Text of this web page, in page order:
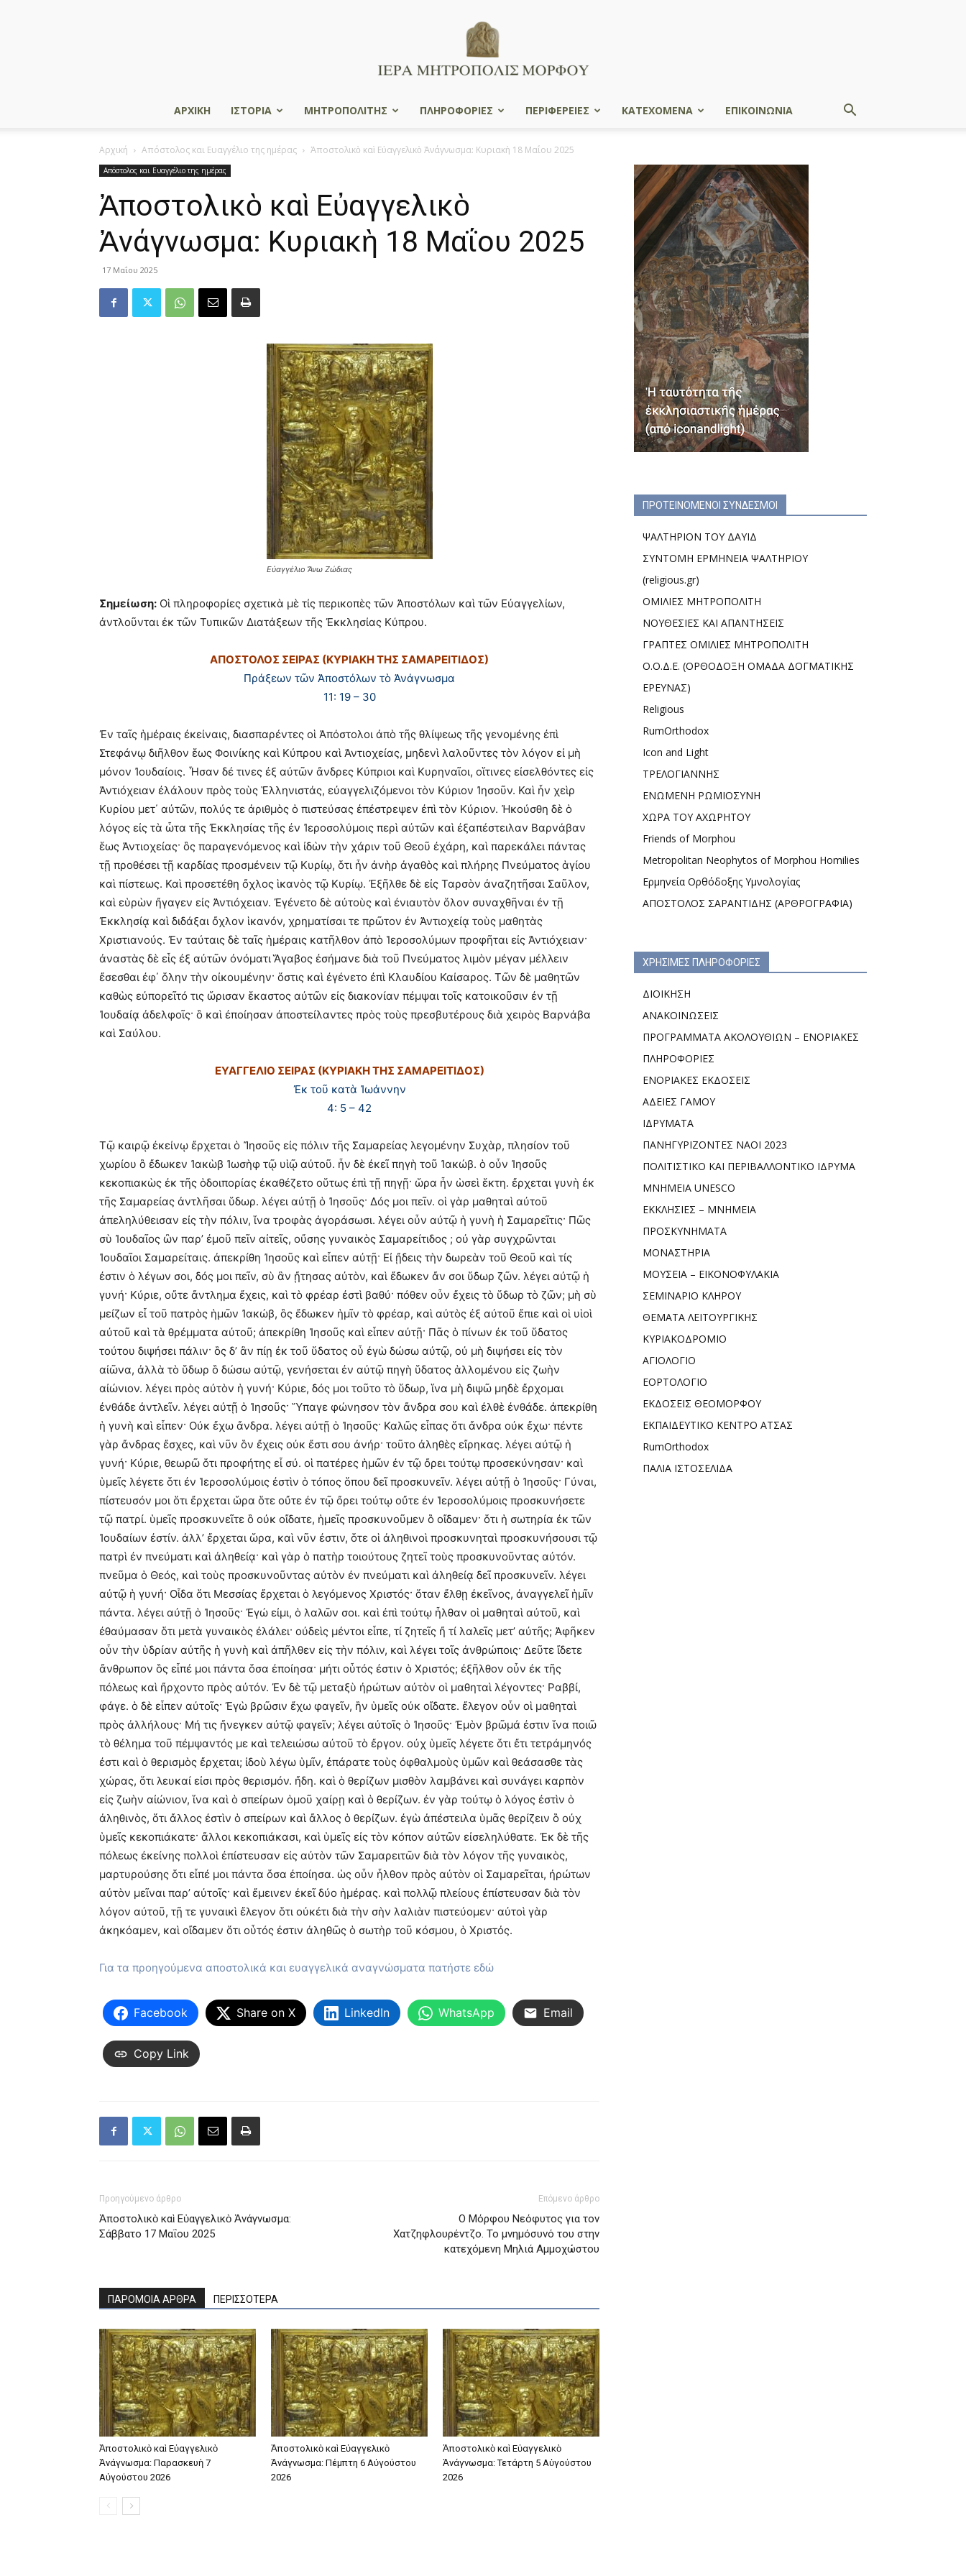
ΑΡΧΙΚΗ ΙΣΤΟΡΙΑ ΜΗΤΡΟΠΟΛΙΤΗΣ ΠΛΗΡΟΦΟΡΙΕΣ ΠΕΡΙΦΕΡΕΙΕΣ ΚΑΤΕΧΟΜΕΝΑ ΕΠΙΚΟΙΝΩΝΙΑ
Αρχική Απόστολος και Ευαγγέλιο της ημέρας Ἀποστολικὸ καὶ Εὐαγγελικὸ Ἀνάγνωσμα: Κυριακὴ 18 Μαΐου 2025
Απόστολος και Ευαγγέλιο της ημέρας
Ἀποστολικὸ καὶ Εὐαγγελικὸ
Ἀνάγνωσμα: Κυριακὴ 18 Μαΐου 2025
17 Μαΐου 2025
Εὐαγγέλιο Ἄνω Ζώδιας
Σημείωση: Οἱ πληροφορίες σχετικὰ μὲ τίς περικοπὲς τῶν Ἀποστόλων καὶ τῶν Εὐαγγελίων,
ἀντλοῦνται ἐκ τῶν Τυπικῶν Διατάξεων τῆς Ἐκκλησίας Κύπρου.
ΑΠΟΣΤΟΛΟΣ ΣΕΙΡΑΣ (ΚΥΡΙΑΚΗ ΤΗΣ ΣΑΜΑΡΕΙΤΙΔΟΣ)
Πράξεων τῶν Ἀποστόλων τὸ Ἀνάγνωσμα
11: 19 – 30
Ἐν ταῖς ἡμέραις ἐκείναις, διασπαρέντες οἱ Ἀπόστολοι ἀπὸ τῆς θλίψεως τῆς γενομένης ἐπὶ
Στεφάνῳ διῆλθον ἕως Φοινίκης καὶ Κύπρου καὶ Ἀντιοχείας, μηδενὶ λαλοῦντες τὸν λόγον εἰ μὴ
μόνον Ἰουδαίοις. Ἦσαν δέ τινες ἐξ αὐτῶν ἄνδρες Κύπριοι καὶ Κυρηναῖοι, οἵτινες εἰσελθόντες εἰς
Ἀντιόχειαν ἐλάλουν πρὸς τοὺς Ἑλληνιστάς, εὐαγγελιζόμενοι τὸν Κύριον Ἰησοῦν. Καὶ ἦν χεὶρ
Κυρίου μετ΄ αὐτῶν, πολύς τε ἀριθμὸς ὁ πιστεύσας ἐπέστρεψεν ἐπὶ τὸν Κύριον. Ἠκούσθη δὲ ὁ
λόγος εἰς τὰ ὦτα τῆς Ἐκκλησίας τῆς ἐν Ἰεροσολύμοις περὶ αὐτῶν καὶ ἐξαπέστειλαν Βαρνάβαν
ἕως Ἀντιοχείας· ὃς παραγενόμενος καὶ ἰδὼν τὴν χάριν τοῦ Θεοῦ ἐχάρη, καὶ παρεκάλει πάντας
τῇ προθέσει τῇ καρδίας προσμένειν τῷ Κυρίῳ, ὅτι ἦν ἀνὴρ ἀγαθὸς καὶ πλήρης Πνεύματος ἁγίου
καὶ πίστεως. Καὶ προσετέθη ὄχλος ἱκανὸς τῷ Κυρίῳ. Ἐξῆλθε δὲ εἰς Ταρσὸν ἀναζητῆσαι Σαῦλον,
καὶ εὑρὼν ἤγαγεν εἰς Ἀντιόχειαν. Ἐγένετο δὲ αὐτοὺς καὶ ἐνιαυτὸν ὅλον συναχθῆναι ἐν τῇ
Ἐκκλησίᾳ καὶ διδάξαι ὄχλον ἱκανόν, χρηματίσαι τε πρῶτον ἐν Ἀντιοχείᾳ τοὺς μαθητὰς
Χριστιανούς. Ἐν ταύταις δὲ ταῖς ἡμέραις κατῆλθον ἀπὸ Ἱεροσολύμων προφῆται εἰς Ἀντιόχειαν·
ἀναστὰς δὲ εἷς ἐξ αὐτῶν ὀνόματι Ἅγαβος ἐσήμανε διὰ τοῦ Πνεύματος λιμὸν μέγαν μέλλειν
ἔσεσθαι ἐφ΄ ὅλην τὴν οἰκουμένην· ὅστις καὶ ἐγένετο ἐπὶ Κλαυδίου Καίσαρος. Τῶν δὲ μαθητῶν
καθὼς εὐπορεῖτό τις ὥρισαν ἕκαστος αὐτῶν εἰς διακονίαν πέμψαι τοῖς κατοικοῦσιν ἐν τῇ
Ἰουδαίᾳ ἀδελφοῖς· ὃ καὶ ἐποίησαν ἀποστείλαντες πρὸς τοὺς πρεσβυτέρους διὰ χειρὸς Βαρνάβα
καὶ Σαύλου.
ΕΥΑΓΓΕΛΙΟ ΣΕΙΡΑΣ (ΚΥΡΙΑΚΗ ΤΗΣ ΣΑΜΑΡΕΙΤΙΔΟΣ)
Ἐκ τοῦ κατὰ Ἰωάννην
4: 5 – 42
Τῷ καιρῷ ἐκείνῳ ἔρχεται ὁ Ἴησοῦς εἰς πόλιν τῆς Σαμαρείας λεγομένην Συχὰρ, πλησίον τοῦ
χωρίου ὃ ἔδωκεν Ἰακὼβ Ἰωσὴφ τῷ υἱῷ αὐτοῦ. ἦν δὲ ἐκεῖ πηγὴ τοῦ Ἰακώβ. ὁ οὖν Ἰησοῦς
κεκοπιακὼς ἐκ τῆς ὁδοιπορίας ἐκαθέζετο οὕτως ἐπὶ τῇ πηγῇ· ὥρα ἦν ὡσεὶ ἕκτη. ἔρχεται γυνὴ ἐκ
τῆς Σαμαρείας ἀντλῆσαι ὕδωρ. λέγει αὐτῇ ὁ Ἰησοῦς· Δός μοι πεῖν. οἱ γὰρ μαθηταὶ αὐτοῦ
ἀπεληλύθεισαν εἰς τὴν πόλιν, ἵνα τροφὰς ἀγοράσωσι. λέγει οὖν αὐτῷ ἡ γυνὴ ἡ Σαμαρεῖτις· Πῶς
σὺ Ἰουδαῖος ὢν παρ’ ἐμοῦ πεῖν αἰτεῖς, οὔσης γυναικὸς Σαμαρείτιδος ; οὐ γὰρ συγχρῶνται
Ἰουδαῖοι Σαμαρείταις. ἀπεκρίθη Ἰησοῦς καὶ εἶπεν αὐτῇ· Εἰ ᾔδεις τὴν δωρεὰν τοῦ Θεοῦ καὶ τίς
ἐστιν ὁ λέγων σοι, δός μοι πεῖν, σὺ ἂν ᾔτησας αὐτὸν, καὶ ἔδωκεν ἄν σοι ὕδωρ ζῶν. λέγει αὐτῷ ἡ
γυνή· Κύριε, οὔτε ἄντλημα ἔχεις, καὶ τὸ φρέαρ ἐστὶ βαθύ· πόθεν οὖν ἔχεις τὸ ὕδωρ τὸ ζῶν; μὴ σὺ
μείζων εἶ τοῦ πατρὸς ἡμῶν Ἰακώβ, ὃς ἔδωκεν ἡμῖν τὸ φρέαρ, καὶ αὐτὸς ἐξ αὐτοῦ ἔπιε καὶ οἱ υἱοὶ
αὐτοῦ καὶ τὰ θρέμματα αὐτοῦ; ἀπεκρίθη Ἰησοῦς καὶ εἶπεν αὐτῇ· Πᾶς ὁ πίνων ἐκ τοῦ ὕδατος
τούτου διψήσει πάλιν· ὃς δ’ ἂν πίῃ ἐκ τοῦ ὕδατος οὗ ἐγὼ δώσω αὐτῷ, οὐ μὴ διψήσει εἰς τὸν
αἰῶνα, ἀλλὰ τὸ ὕδωρ ὃ δώσω αὐτῷ, γενήσεται ἐν αὐτῷ πηγὴ ὕδατος ἁλλομένου εἰς ζωὴν
αἰώνιον. λέγει πρὸς αὐτὸν ἡ γυνή· Κύριε, δός μοι τοῦτο τὸ ὕδωρ, ἵνα μὴ διψῶ μηδὲ ἔρχομαι
ἐνθάδε ἀντλεῖν. λέγει αὐτῇ ὁ Ἰησοῦς· Ὕπαγε φώνησον τὸν ἄνδρα σου καὶ ἐλθὲ ἐνθάδε. ἀπεκρίθη
ἡ γυνὴ καὶ εἶπεν· Οὐκ ἔχω ἄνδρα. λέγει αὐτῇ ὁ Ἰησοῦς· Καλῶς εἶπας ὅτι ἄνδρα οὐκ ἔχω· πέντε
γὰρ ἄνδρας ἔσχες, καὶ νῦν ὃν ἔχεις οὐκ ἔστι σου ἀνήρ· τοῦτο ἀληθὲς εἴρηκας. λέγει αὐτῷ ἡ
γυνή· Κύριε, θεωρῶ ὅτι προφήτης εἶ σύ. οἱ πατέρες ἡμῶν ἐν τῷ ὄρει τούτῳ προσεκύνησαν· καὶ
ὑμεῖς λέγετε ὅτι ἐν Ἱεροσολύμοις ἐστὶν ὁ τόπος ὅπου δεῖ προσκυνεῖν. λέγει αὐτῇ ὁ Ἰησοῦς· Γύναι,
πίστευσόν μοι ὅτι ἔρχεται ὥρα ὅτε οὔτε ἐν τῷ ὄρει τούτῳ οὔτε ἐν Ἱεροσολύμοις προσκυνήσετε
τῷ πατρί. ὑμεῖς προσκυνεῖτε ὃ οὐκ οἴδατε, ἡμεῖς προσκυνοῦμεν ὃ οἴδαμεν· ὅτι ἡ σωτηρία ἐκ τῶν
Ἰουδαίων ἐστίν. ἀλλ’ ἔρχεται ὥρα, καὶ νῦν ἐστιν, ὅτε οἱ ἀληθινοὶ προσκυνηταὶ προσκυνήσουσι τῷ
πατρὶ ἐν πνεύματι καὶ ἀληθείᾳ· καὶ γὰρ ὁ πατὴρ τοιούτους ζητεῖ τοὺς προσκυνοῦντας αὐτόν.
πνεῦμα ὁ Θεός, καὶ τοὺς προσκυνοῦντας αὐτὸν ἐν πνεύματι καὶ ἀληθείᾳ δεῖ προσκυνεῖν. λέγει
αὐτῷ ἡ γυνή· Οἶδα ὅτι Μεσσίας ἔρχεται ὁ λεγόμενος Χριστός· ὅταν ἔλθῃ ἐκεῖνος, ἀναγγελεῖ ἡμῖν
πάντα. λέγει αὐτῇ ὁ Ἰησοῦς· Ἐγώ εἰμι, ὁ λαλῶν σοι. καὶ ἐπὶ τούτῳ ἦλθαν οἱ μαθηταὶ αὐτοῦ, καὶ
ἐθαύμασαν ὅτι μετὰ γυναικὸς ἐλάλει· οὐδεὶς μέντοι εἶπε, τί ζητεῖς ἤ τί λαλεῖς μετ’ αὐτῆς; Ἀφῆκεν
οὖν τὴν ὑδρίαν αὐτῆς ἡ γυνὴ καὶ ἀπῆλθεν εἰς τὴν πόλιν, καὶ λέγει τοῖς ἀνθρώποις· Δεῦτε ἴδετε
ἄνθρωπον ὃς εἶπέ μοι πάντα ὅσα ἐποίησα· μήτι οὗτός ἐστιν ὁ Χριστός; ἐξῆλθον οὖν ἐκ τῆς
πόλεως καὶ ἤρχοντο πρὸς αὐτόν. Ἐν δὲ τῷ μεταξὺ ἠρώτων αὐτὸν οἱ μαθηταὶ λέγοντες· Ραββί,
φάγε. ὁ δὲ εἶπεν αὐτοῖς· Ἐγὼ βρῶσιν ἔχω φαγεῖν, ἣν ὑμεῖς οὐκ οἴδατε. ἔλεγον οὖν οἱ μαθηταὶ
πρὸς ἀλλήλους· Μή τις ἤνεγκεν αὐτῷ φαγεῖν; λέγει αὐτοῖς ὁ Ἰησοῦς· Ἐμὸν βρῶμά ἐστιν ἵνα ποιῶ
τὸ θέλημα τοῦ πέμψαντός με καὶ τελειώσω αὐτοῦ τὸ ἔργον. οὐχ ὑμεῖς λέγετε ὅτι ἔτι τετράμηνός
ἐστι καὶ ὁ θερισμὸς ἔρχεται; ἰδοὺ λέγω ὑμῖν, ἐπάρατε τοὺς ὀφθαλμοὺς ὑμῶν καὶ θεάσασθε τὰς
χώρας, ὅτι λευκαί εἰσι πρὸς θερισμόν. ἤδη. καὶ ὁ θερίζων μισθὸν λαμβάνει καὶ συνάγει καρπὸν
εἰς ζωὴν αἰώνιον, ἵνα καὶ ὁ σπείρων ὁμοῦ χαίρῃ καὶ ὁ θερίζων. ἐν γὰρ τούτῳ ὁ λόγος ἐστὶν ὁ
ἀληθινὸς, ὅτι ἄλλος ἐστὶν ὁ σπείρων καὶ ἄλλος ὁ θερίζων. ἐγὼ ἀπέστειλα ὑμᾶς θερίζειν ὃ οὐχ
ὑμεῖς κεκοπιάκατε· ἄλλοι κεκοπιάκασι, καὶ ὑμεῖς εἰς τὸν κόπον αὐτῶν εἰσεληλύθατε. Ἐκ δὲ τῆς
πόλεως ἐκείνης πολλοὶ ἐπίστευσαν εἰς αὐτὸν τῶν Σαμαρειτῶν διὰ τὸν λόγον τῆς γυναικὸς,
μαρτυρούσης ὅτι εἶπέ μοι πάντα ὅσα ἐποίησα. ὡς οὖν ἦλθον πρὸς αὐτὸν οἱ Σαμαρεῖται, ἠρώτων
αὐτὸν μεῖναι παρ’ αὐτοῖς· καὶ ἔμεινεν ἐκεῖ δύο ἡμέρας. καὶ πολλῷ πλείους ἐπίστευσαν διὰ τὸν
λόγον αὐτοῦ, τῇ τε γυναικὶ ἔλεγον ὅτι οὐκέτι διὰ τὴν σὴν λαλιὰν πιστεύομεν· αὐτοὶ γὰρ
ἀκηκόαμεν, καὶ οἴδαμεν ὅτι οὗτός ἐστιν ἀληθῶς ὁ σωτὴρ τοῦ κόσμου, ὁ Χριστὀς.
Για τα προηγούμενα αποστολικά και ευαγγελικά αναγνώσματα πατήστε εδώ
Facebook Share on X LinkedIn WhatsApp Email
Copy Link
Προηγούμενο άρθρο
Ἀποστολικὸ καὶ Εὐαγγελικὸ Ἀνάγνωσμα:
Σάββατο 17 Μαΐου 2025
Επόμενο άρθρο
Ο Μόρφου Νεόφυτος για τον
Χατζηφλουρέντζο. Το μνημόσυνό του στην
κατεχόμενη Μηλιά Αμμοχώστου
ΠΑΡΟΜΟΙΑ ΑΡΘΡΑ ΠΕΡΙΣΣΟΤΕΡΑ
Ἀποστολικὸ καὶ Εὐαγγελικὸ
Ἀνάγνωσμα: Παρασκευὴ 7
Αὐγούστου 2026
Ἀποστολικὸ καὶ Εὐαγγελικὸ
Ἀνάγνωσμα: Πέμπτη 6 Αὐγούστου
2026
Ἀποστολικὸ καὶ Εὐαγγελικὸ
Ἀνάγνωσμα: Τετάρτη 5 Αὐγούστου
2026
ΠΡΟΤΕΙΝΟΜΕΝΟΙ ΣΥΝΔΕΣΜΟΙ
ΨΑΛΤΗΡΙΟΝ ΤΟΥ ΔΑΥΙΔ
ΣΥΝΤΟΜΗ ΕΡΜΗΝΕΙΑ ΨΑΛΤΗΡΙΟΥ
(religious.gr)
ΟΜΙΛΙΕΣ ΜΗΤΡΟΠΟΛΙΤΗ
ΝΟΥΘΕΣΙΕΣ ΚΑΙ ΑΠΑΝΤΗΣΕΙΣ
ΓΡΑΠΤΕΣ ΟΜΙΛΙΕΣ ΜΗΤΡΟΠΟΛΙΤΗ
Ο.Ο.Δ.Ε. (ΟΡΘΟΔΟΞΗ ΟΜΑΔΑ ΔΟΓΜΑΤΙΚΗΣ
ΕΡΕΥΝΑΣ)
Religious
RumOrthodox
Icon and Light
ΤΡΕΛΟΓΙΑΝΝΗΣ
ΕΝΩΜΕΝΗ ΡΩΜΙΟΣΥΝΗ
ΧΩΡΑ ΤΟΥ ΑΧΩΡΗΤΟΥ
Friends of Morphou
Metropolitan Neophytos of Morphou Homilies
Ερμηνεία Ορθόδοξης Υμνολογίας
ΑΠΟΣΤΟΛΟΣ ΣΑΡΑΝΤΙΔΗΣ (ΑΡΘΡΟΓΡΑΦΙΑ)
ΧΡΗΣΙΜΕΣ ΠΛΗΡΟΦΟΡΙΕΣ
ΔΙΟΙΚΗΣΗ
ΑΝΑΚΟΙΝΩΣΕΙΣ
ΠΡΟΓΡΑΜΜΑΤΑ ΑΚΟΛΟΥΘΙΩΝ – ΕΝΟΡΙΑΚΕΣ
ΠΛΗΡΟΦΟΡΙΕΣ
ΕΝΟΡΙΑΚΕΣ ΕΚΔΟΣΕΙΣ
ΑΔΕΙΕΣ ΓΑΜΟΥ
ΙΔΡΥΜΑΤΑ
ΠΑΝΗΓΥΡΙΖΟΝΤΕΣ ΝΑΟΙ 2023
ΠΟΛΙΤΙΣΤΙΚΟ ΚΑΙ ΠΕΡΙΒΑΛΛΟΝΤΙΚΟ ΙΔΡΥΜΑ
ΜΝΗΜΕΙΑ UNESCO
ΕΚΚΛΗΣΙΕΣ – ΜΝΗΜΕΙΑ
ΠΡΟΣΚΥΝΗΜΑΤΑ
ΜΟΝΑΣΤΗΡΙΑ
ΜΟΥΣΕΙΑ – ΕΙΚΟΝΟΦΥΛΑΚΙΑ
ΣΕΜΙΝΑΡΙΟ ΚΛΗΡΟΥ
ΘΕΜΑΤΑ ΛΕΙΤΟΥΡΓΙΚΗΣ
ΚΥΡΙΑΚΟΔΡΟΜΙΟ
ΑΓΙΟΛΟΓΙΟ
ΕΟΡΤΟΛΟΓΙΟ
ΕΚΔΟΣΕΙΣ ΘΕΟΜΟΡΦΟΥ
ΕΚΠΑΙΔΕΥΤΙΚΟ ΚΕΝΤΡΟ ΑΤΣΑΣ
RumOrthodox
ΠΑΛΙΑ ΙΣΤΟΣΕΛΙΔΑ